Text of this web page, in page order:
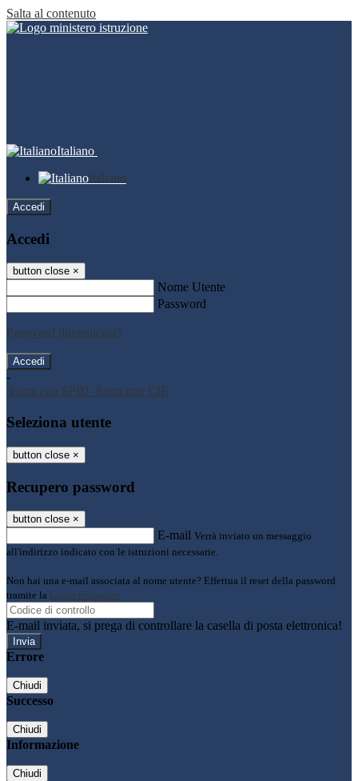
Salta al contenuto
Italiano
Italiano
Accedi
Accedi
button close ×
Nome Utente
Password
Password dimenticata?
-
Entra con SPID Entra con CIE
Seleziona utente
button close ×
Recupero password
button close ×
E-mail Verrà inviato un messaggio
all'indirizzo indicato con le istruzioni necessarie.
Non hai una e-mail associata al nome utente? Effettua il reset della password
tramite la Login Spaggiari
E-mail inviata, si prega di controllare la casella di posta elettronica!
Errore
Chiudi
Successo
Chiudi
Informazione
Chiudi